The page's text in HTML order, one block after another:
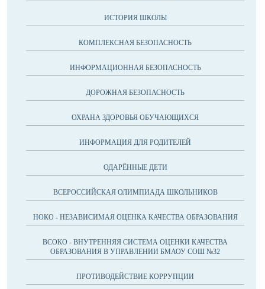
ИСТОРИЯ ШКОЛЫ
КОМПЛЕКСНАЯ БЕЗОПАСНОСТЬ
ИНФОРМАЦИОННАЯ БЕЗОПАСНОСТЬ
ДОРОЖНАЯ БЕЗОПАСНОСТЬ
ОХРАНА ЗДОРОВЬЯ ОБУЧАЮЩИХСЯ
ИНФОРМАЦИЯ ДЛЯ РОДИТЕЛЕЙ
ОДАРЁННЫЕ ДЕТИ
ВСЕРОССИЙСКАЯ ОЛИМПИАДА ШКОЛЬНИКОВ
НОКО - НЕЗАВИСИМАЯ ОЦЕНКА КАЧЕСТВА ОБРАЗОВАНИЯ
ВСОКО - ВНУТРЕННЯЯ СИСТЕМА ОЦЕНКИ КАЧЕСТВА
ОБРАЗОВАНИЯ В УПРАВЛЕНИИ БМАОУ СОШ №32
ПРОТИВОДЕЙСТВИЕ КОРРУПЦИИ